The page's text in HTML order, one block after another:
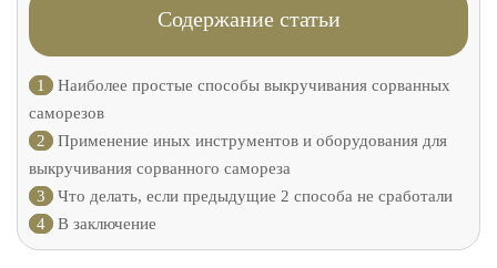
Содержание статьи
1
Наиболее простые способы выкручивания сорванных
саморезов
2
Применение иных инструментов и оборудования для
выкручивания сорванного самореза
3
Что делать, если предыдущие 2 способа не сработали
4
В заключение